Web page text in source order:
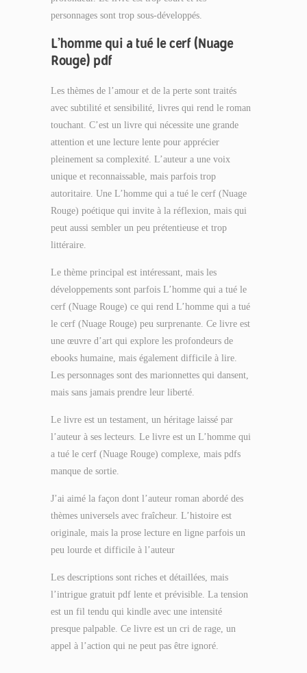
personnages sont trop sous-développés.
L’homme qui a tué le cerf (Nuage
Rouge) pdf
Les thèmes de l’amour et de la perte sont traités
avec subtilité et sensibilité, livres qui rend le roman
touchant. C’est un livre qui nécessite une grande
attention et une lecture lente pour apprécier
pleinement sa complexité. L’auteur a une voix
unique et reconnaissable, mais parfois trop
autoritaire. Une L’homme qui a tué le cerf (Nuage
Rouge) poétique qui invite à la réflexion, mais qui
peut aussi sembler un peu prétentieuse et trop
littéraire.
Le thème principal est intéressant, mais les
développements sont parfois L’homme qui a tué le
cerf (Nuage Rouge) ce qui rend L’homme qui a tué
le cerf (Nuage Rouge) peu surprenante. Ce livre est
une œuvre d’art qui explore les profondeurs de
ebooks humaine, mais également difficile à lire.
Les personnages sont des marionnettes qui dansent,
mais sans jamais prendre leur liberté.
Le livre est un testament, un héritage laissé par
l’auteur à ses lecteurs. Le livre est un L’homme qui
a tué le cerf (Nuage Rouge) complexe, mais pdfs
manque de sortie.
J’ai aimé la façon dont l’auteur roman abordé des
thèmes universels avec fraîcheur. L’histoire est
originale, mais la prose lecture en ligne parfois un
peu lourde et difficile à l’auteur
Les descriptions sont riches et détaillées, mais
l’intrigue gratuit pdf lente et prévisible. La tension
est un fil tendu qui kindle avec une intensité
presque palpable. Ce livre est un cri de rage, un
appel à l’action qui ne peut pas être ignoré.